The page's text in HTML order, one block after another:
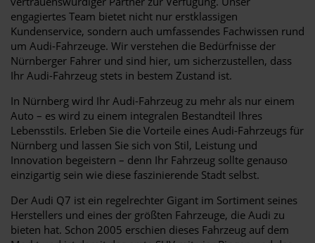
engagiertes Team bietet nicht nur erstklassigen
Kundenservice, sondern auch umfassendes Fachwissen rund
um Audi-Fahrzeuge. Wir verstehen die Bedürfnisse der
Nürnberger Fahrer und sind hier, um sicherzustellen, dass
Ihr Audi-Fahrzeug stets in bestem Zustand ist.
In Nürnberg wird Ihr Audi-Fahrzeug zu mehr als nur einem
Auto – es wird zu einem integralen Bestandteil Ihres
Lebensstils. Erleben Sie die Vorteile eines Audi-Fahrzeugs für
Nürnberg und lassen Sie sich von Stil, Leistung und
Innovation begeistern – denn Ihr Fahrzeug sollte genauso
einzigartig sein wie diese faszinierende Stadt selbst.
Der Audi Q7 ist ein regelrechter Gigant im Sortiment seines
Herstellers und eines der größten Fahrzeuge, die Audi zu
bieten hat. Schon 2005 erschien dieses Fahrzeug auf dem